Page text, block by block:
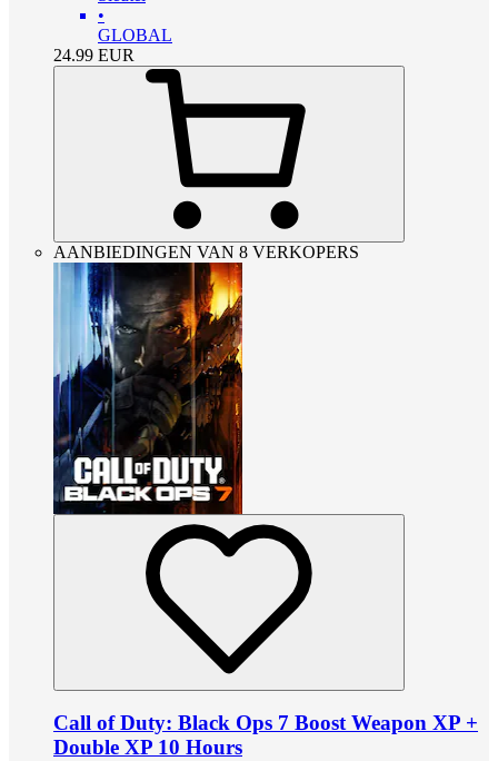
•
GLOBAL
24.99 EUR
AANBIEDINGEN VAN 8 VERKOPERS
Call of Duty: Black Ops 7 Boost Weapon XP +
Double XP 10 Hours